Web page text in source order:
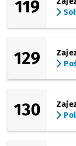
119
129
130